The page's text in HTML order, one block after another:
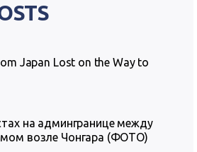
Japan Lost on the Way to
на админгранице между
возле Чонгара (ФОТО)